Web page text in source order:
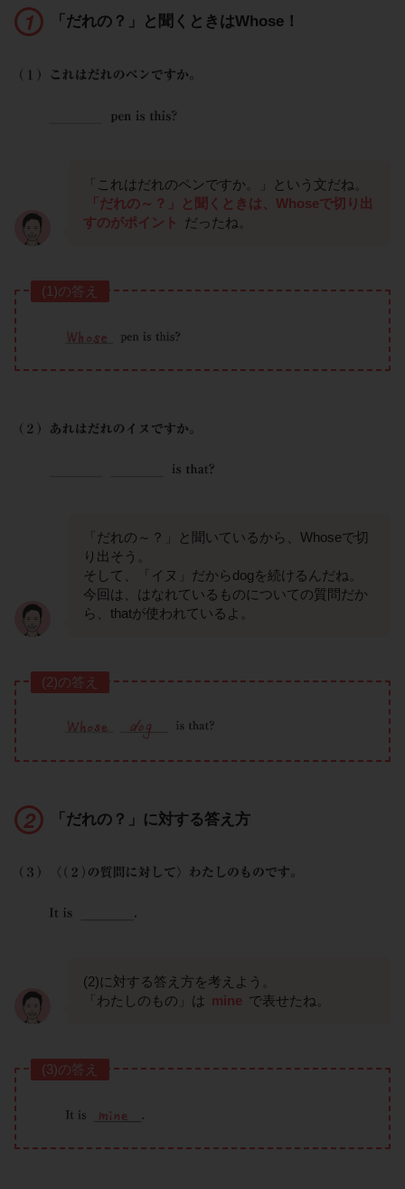
「だれの？」と聞くときはWhose！
「これはだれのペンですか。」という文だね。
「だれの～？」と聞くときは、Whoseで切り出
すのがポイント
だったね。
(1)の答え
「だれの～？」と聞いているから、Whoseで切
り出そう。
そして、「イヌ」だからdogを続けるんだね。
今回は、はなれているものについての質問だか
ら、thatが使われているよ。
(2)の答え
「だれの？」に対する答え方
(2)に対する答え方を考えよう。
「わたしのもの」は mine で表せたね。
(3)の答え